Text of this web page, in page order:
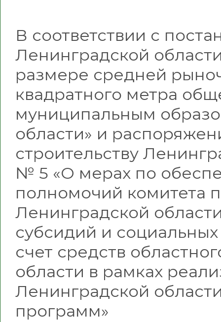
В соответствии с
Ленинградской
размере средней
квадратного метра
муниципальным
области» и
строительству
№ 5 «О мерах по
полномочий комитета
Ленинградской
субсидий и
счет средств
области в рамках
Ленинградской
программ»